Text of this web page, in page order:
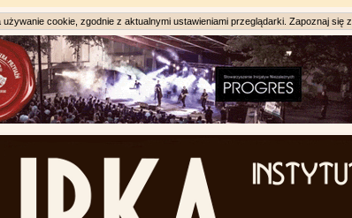
cookie, zgodnie z aktualnymi ustawieniami przeglądarki. Zapoznaj się z